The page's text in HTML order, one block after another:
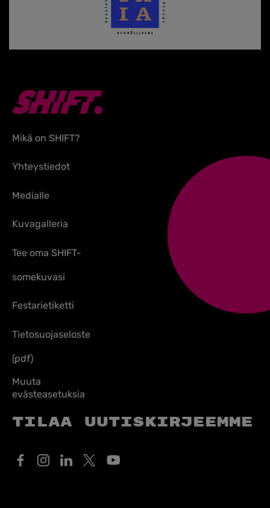
Mikä on SHIFT?
Yhteystiedot
Medialle
Kuvagalleria
Tee oma SHIFT-
somekuvasi
Festarietiketti
Tietosuojaseloste
(pdf)
Muuta
evästeasetuksia
Tilaa uutiskirjeemme